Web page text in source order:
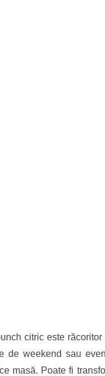
citric este
de weekend sau
masă. Poate fi